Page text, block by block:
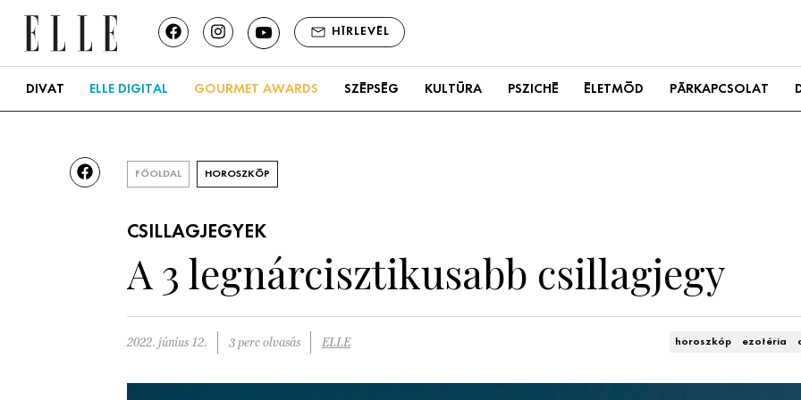
HÍRLEVÉL
DIVAT ELLE DIGITAL GOURMET AWARDS SZÉPSÉG KULTÚRA PSZICHÉ ÉLETMÓD PÁRKAPCSOLAT
FŐOLDAL HOROSZKÓP
CSILLAGJEGYEK
A 3 legnárcisztikusabb csillagjegy
2022. június 12. 3 perc olvasás ELLE horoszkóp ezotéria